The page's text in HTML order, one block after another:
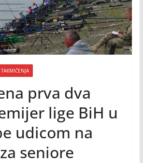
TAKMIČENJA
prva dva
lige BiH u
udicom na
seniore